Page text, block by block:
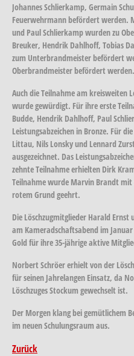
Johannes Schlierkamp, Germain
Feuerwehrmann befördert werden.
und Paul Schlierkamp wurden zu
Breuker, Hendrik Dahlhoff, Tobias
zum Unterbrandmeister befördert
Oberbrandmeister befördert werden.
Auch die Teilnahme am kreisweiten
wurde gewürdigt. Für ihre erste
Budde, Hendrik Dahlhoff, Paul
Leistungsabzeichen in Bronze. Für
Littau, Nils Lonsky und Lennard
ausgezeichnet. Das
zehnte Teilnahme erhielten Dirk
Teilnahme wurde Marvin Brandt mit
rotem Grund geehrt.
Die Löschzugmitglieder Harald
am Kameradschaftsabend im
Gold für ihre 35-jährige aktive
Norbert Schröer erhielt von der
für seinen Jahrelangen Einsatz, da
Löschzuges Stockum gewechselt ist.
Der Morgen klang bei gemütlichem
im neuen Schulungsraum aus.
Zurück